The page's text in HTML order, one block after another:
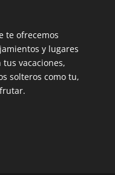
te ofrecemos
y lugares
vacaciones,
solteros como tu,